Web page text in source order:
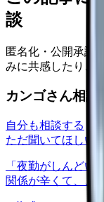
談
匿名化・公開承認
みに共感したり、
カンゴさん相談
自分も相談する
ただ聞いてほしい
「夜勤がしんどい
関係が辛くて、、、